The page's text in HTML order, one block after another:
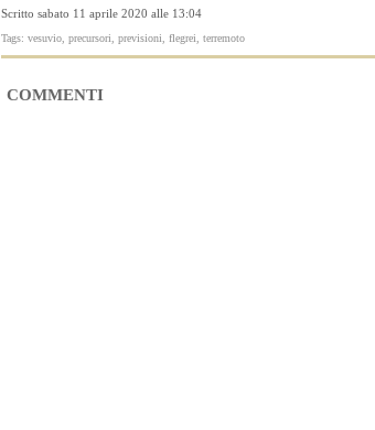
Scritto sabato 11 aprile 2020 alle 13:04
Tags: vesuvio, precursori, previsioni, flegrei, terremoto
COMMENTI